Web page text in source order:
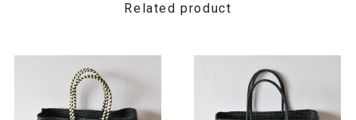
Related product